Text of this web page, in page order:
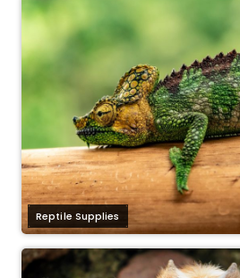
Reptile Supplies